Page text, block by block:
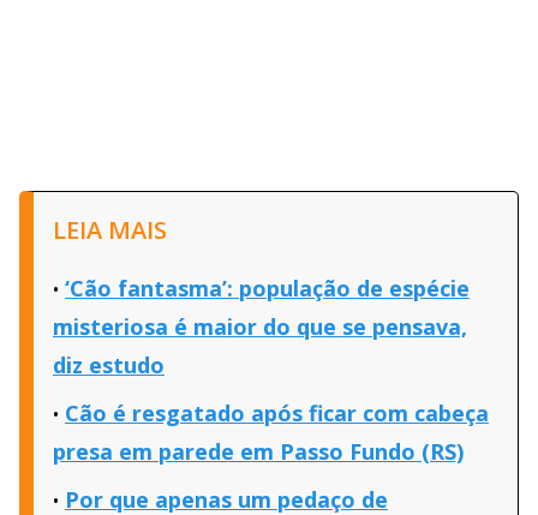
LEIA MAIS
‘Cão fantasma’: população de espécie
misteriosa é maior do que se pensava,
diz estudo
Cão é resgatado após ficar com cabeça
presa em parede em Passo Fundo (RS)
Por que apenas um pedaço de